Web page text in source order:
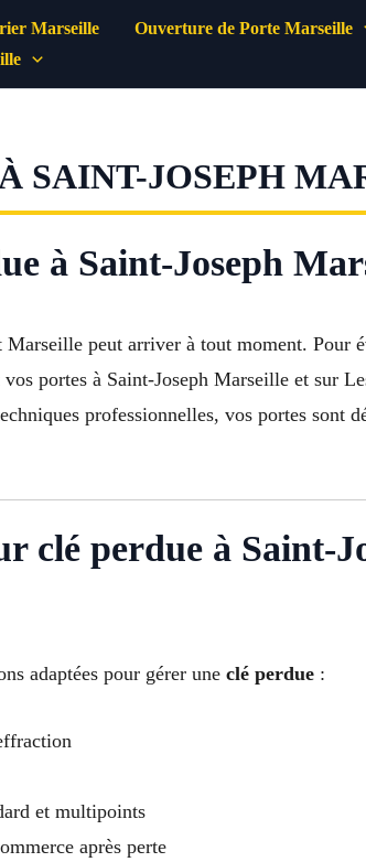
Marseille Ouverture de Porte Marseille
SAINT-JOSEPH
à Saint-Joseph
Marseille peut arriver à tout moment. Pour
portes à Saint-Joseph Marseille et sur
professionnelles, vos portes sont
clé perdue à Saint-
adaptées pour gérer une clé perdue :
et multipoints
après perte